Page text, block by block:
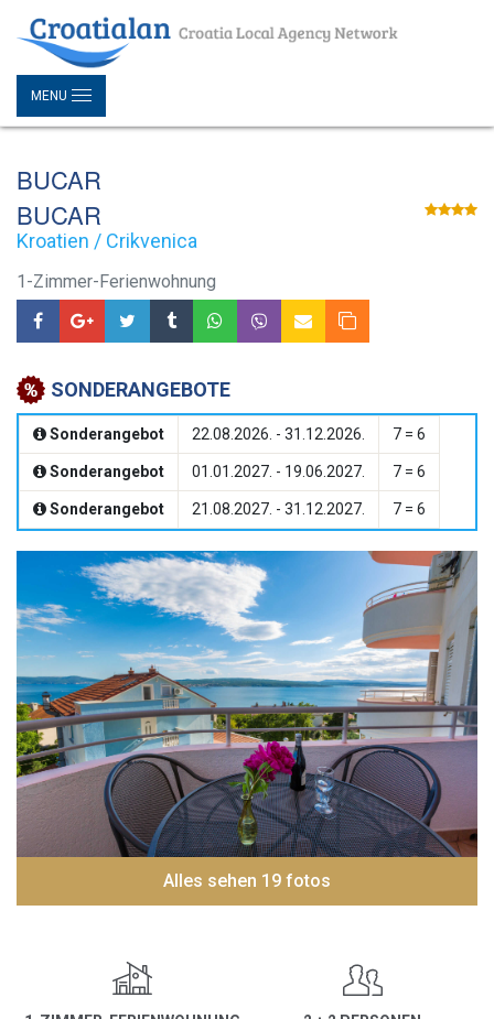
MENU
BUCAR
BUCAR
Kroatien / Crikvenica
1-Zimmer-Ferienwohnung
SONDERANGEBOTE
Sonderangebot 22.08.2026. - 31.12.2026. 7 = 6
Sonderangebot 01.01.2027. - 19.06.2027. 7 = 6
Sonderangebot 21.08.2027. - 31.12.2027. 7 = 6
Alles sehen 19 fotos